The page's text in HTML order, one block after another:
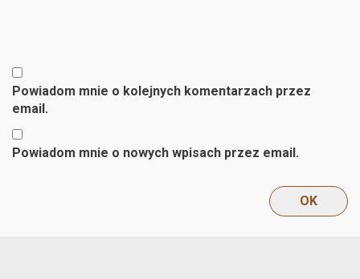
Powiadom mnie o kolejnych komentarzach przez
email.
Powiadom mnie o nowych wpisach przez email.